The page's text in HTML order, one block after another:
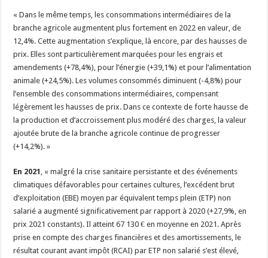
« Dans le même temps, les consommations intermédiaires de la
branche agricole augmentent plus fortement en 2022 en valeur, de
12,4%. Cette augmentation s’explique, là encore, par des hausses de
prix. Elles sont particulièrement marquées pour les engrais et
amendements (+78,4%), pour l’énergie (+39,1%) et pour l’alimentation
animale (+24,5%). Les volumes consommés diminuent (-4,8%) pour
l’ensemble des consommations intermédiaires, compensant
légèrement les hausses de prix. Dans ce contexte de forte hausse de
la production et d’accroissement plus modéré des charges, la valeur
ajoutée brute de la branche agricole continue de progresser
(+14,2%). »
En 2021 , « malgré la crise sanitaire persistante et des événements
climatiques défavorables pour certaines cultures, l’excédent brut
d’exploitation (EBE) moyen par équivalent temps plein (ETP) non
salarié a augmenté significativement par rapport à 2020 (+27,9%, en
prix 2021 constants). Il atteint 67 130 € en moyenne en 2021. Après
prise en compte des charges financières et des amortissements, le
résultat courant avant impôt (RCAI) par ETP non salarié s’est élevé,